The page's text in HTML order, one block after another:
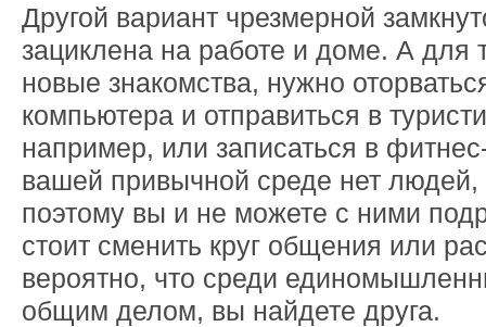
Другой вариант чрезмерной
зациклена на работе и доме. А для
новые знакомства, нужно
компьютера и отправиться в
например, или записаться в
вашей привычной среде нет людей,
поэтому вы и не можете с ними
стоит сменить круг общения или
вероятно, что среди
общим делом, вы найдете друга.